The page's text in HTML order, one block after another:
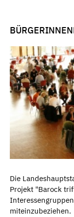
Die
Projekt "Barock
miteinzubeziehen.